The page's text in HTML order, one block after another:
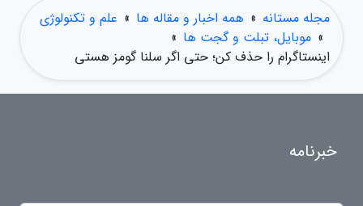
مجله مستانه » همه اخبار و مقاله ها » علم و تکنولوژی
» موبایل، تبلت و گجت ها »
اینستاگرام را حذف کن؛ حتی اگر سلنا گومز هستی
خبرنامه